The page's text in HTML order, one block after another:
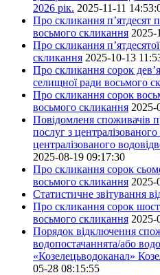
2026 рік. 2025-11-11
Про скликання п’ятдесят
восьмого скликання 2025-
Про скликання
скликання 2025-10-13
Про скликання сорок
селищної ради восьмого
Про скликання сорок
восьмого скликання 2025-
Повідомленя споживачів
послуг з
централізованого
2025-08-19 09:17:30
Про скликання сорок
восьмого скликання 2025-
Статистичне звітування
Про скликання сорок
восьмого скликання 2025-
Порядок відключення
водопостачаннята/або
«Козелецьводоканал»
05-28 08:15:55